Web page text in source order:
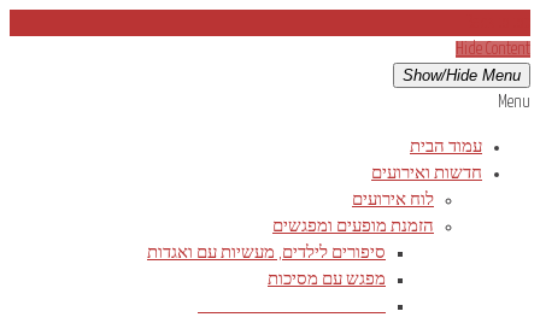
Hide Content
Show/Hide Menu
Menu
עמוד הבית
חדשות ואירועים
לוח אירועים
הזמנת מופעים ומפגשים
סיפורים לילדים, מעשיות עם ואגדות
מפגש עם מסיכות